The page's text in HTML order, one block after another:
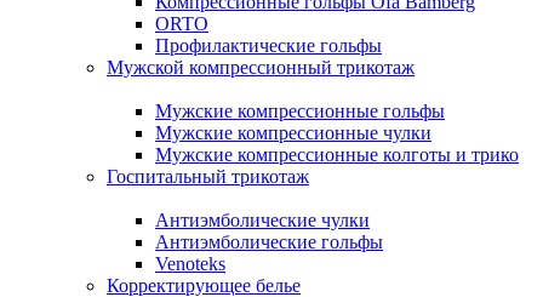
ORTO
Профилактические гольфы
Мужской компрессионный трикотаж
Мужские компрессионные гольфы
Мужские компрессионные чулки
Мужские компрессионные колготы и трико
Госпитальный трикотаж
Антиэмболические чулки
Антиэмболические гольфы
Venoteks
Корректирующее белье